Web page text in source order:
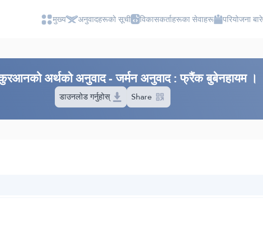
मुख्य अनुवादहरूको सूची विकासकर्ताहरूका सेवाहरू परियोजना बारे
अर्थको अनुवाद - जर्मन अनुवाद : फ्रैंक बुबेनहायम ।
डाउनलोड गर्नुहोस् Share